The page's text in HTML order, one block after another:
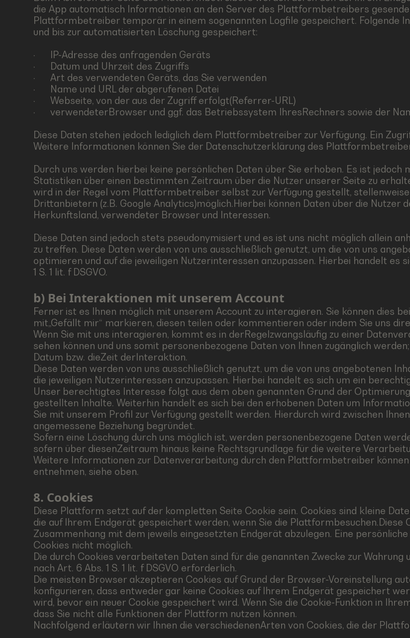
die App automatisch Informationen an den Server des Plattformbetreibers
Plattformbetreiber temporär in einem sogenannten Logfile gespeichert. Folgende
und bis zur automatisierten Löschung gespeichert:
· IP-Adresse des anfragenden Geräts
· Datum und Uhrzeit des Zugriffs
· Art des verwendeten Geräts, das Sie verwenden
· Name und URL der abgerufenen Datei
· Webseite, von der aus der Zugriff erfolgt(Referrer-URL)
· verwendeterBrowser und ggf. das Betriebssystem IhresRechners sowie der
Diese Daten stehen jedoch lediglich dem Plattformbetreiber zur Verfügung. Ein
Weitere Informationen können Sie der Datenschutzerklärung des
Durch uns werden hierbei keine persönlichen Daten über Sie erhoben. Es ist
Statistiken über einen bestimmten Zeitraum über die Nutzer unserer Seite zu
wird in der Regel vom Plattformbetreiber selbst zur Verfügung gestellt,
Drittanbietern (z.B. Google Analytics)möglich.Hierbei können Daten über die Nutzer
Herkunftsland, verwendeter Browser und Interessen.
Diese Daten sind jedoch stets pseudonymisiert und es ist uns nicht möglich allein
zu treffen. Diese Daten werden von uns ausschließlich genutzt, um die von uns
optimieren und auf die jeweiligen Nutzerinteressen anzupassen. Hierbei handelt es
1 S. 1 lit. f DSGVO.
b) Bei Interaktionen mit unserem Account
Ferner ist es Ihnen möglich mit unserem Account zu interagieren. Sie können dies
mit„Gefällt mir“ markieren, diesen teilen oder kommentieren oder indem Sie uns
Wenn Sie mit uns interagieren, kommt es in derRegelzwangsläufig zu einer
sehen können und uns somit personenbezogene Daten von Ihnen zugänglich
Datum bzw. dieZeit derInteraktion.
Diese Daten werden von uns ausschließlich genutzt, um die von uns angebotenen
die jeweiligen Nutzerinteressen anzupassen. Hierbei handelt es sich um ein
Unser berechtigtes Interesse folgt aus dem oben genannten Grund der
gestellten Inhalte. Weiterhin handelt es sich bei den erhobenen Daten um
Sie mit unserem Profil zur Verfügung gestellt werden. Hierdurch wird zwischen
angemessene Beziehung begründet.
Sofern eine Löschung durch uns möglich ist, werden personenbezogene Daten
sofern über diesenZeitraum hinaus keine Rechtsgrundlage für die weitere
Weitere Informationen zur Datenverarbeitung durch den Plattformbetreiber
entnehmen, siehe oben.
8. Cookies
Diese Plattform setzt auf der kompletten Seite Cookie sein. Cookies sind kleine
die auf Ihrem Endgerät gespeichert werden, wenn Sie die Plattformbesuchen.Diese
Zusammenhang mit dem jeweils eingesetzten Endgerät abzulegen. Eine
Cookies nicht möglich.
Die durch Cookies verarbeiteten Daten sind für die genannten Zwecke zur
nach Art. 6 Abs. 1 S. 1 lit. f DSGVO erforderlich.
Die meisten Browser akzeptieren Cookies auf Grund der Browser-Voreinstellung
konfigurieren, dass entweder gar keine Cookies auf Ihrem Endgerät gespeichert
wird, bevor ein neuer Cookie gespeichert wird. Wenn Sie die Cookie-Funktion in
dass Sie nicht alle Funktionen der Plattform nutzen können.
Nachfolgend erläutern wir Ihnen die verschiedenenArten von Cookies, die der